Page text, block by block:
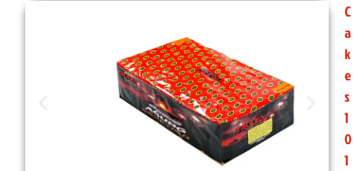
C
a
k
e
s
1
0
1